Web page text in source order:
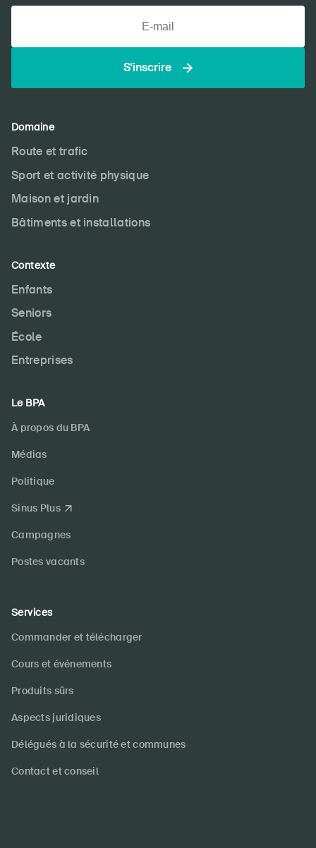
Page d'accueil
S'abonner à la newsletter
S'inscrire
Domaine
Route et trafic
Sport et activité physique
Maison et jardin
Bâtiments et installations
Contexte
Enfants
Seniors
École
Entreprises
Le BPA
À propos du BPA
Médias
Politique
Sinus Plus
Campagnes
Postes vacants
Services
Commander et télécharger
Cours et événements
Produits sûrs
Aspects juridiques
Délégués à la sécurité et communes
Contact et conseil